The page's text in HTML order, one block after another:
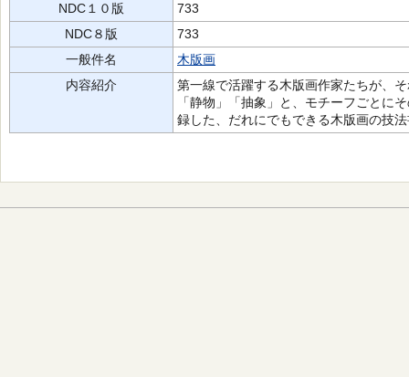
NDC１０版
733
NDC８版
733
一般件名
木版画
内容紹介
第一線で活躍する木版画作家たちが、
「静物」「抽象」と、モチーフごとに
録した、だれにでもできる木版画の技